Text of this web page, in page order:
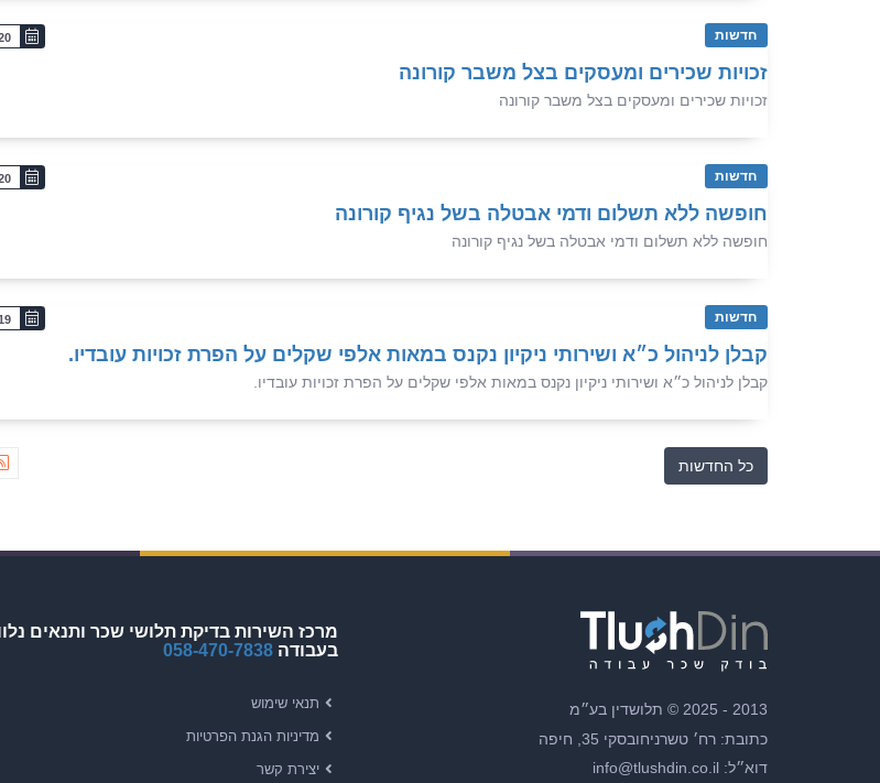
חדשות
זכויות שכירים ומעסקים בצל משבר קורונה
זכויות שכירים ומעסקים בצל משבר קורונה
חדשות
חופשה ללא תשלום ודמי אבטלה בשל נגיף קורונה
חופשה ללא תשלום ודמי אבטלה בשל נגיף קורונה
חדשות
קבלן לניהול כ״א ושירותי ניקיון נקנס במאות אלפי שקלים על הפרת זכויות עובדיו.
קבלן לניהול כ״א ושירותי ניקיון נקנס במאות אלפי שקלים על הפרת זכויות עובדיו.
כל החדשות
2013 - 2025 © תלושדין בע״מ
כתובת: רח׳ טשרניחובסקי 35, חיפה
דוא״ל: info@tlushdin.co.il
מרכז השירות בדיקת תלושי שכר ותנאים
בעבודה 058-470-7838
תנאי שימוש
מדיניות הגנת הפרטיות
יצירת קשר